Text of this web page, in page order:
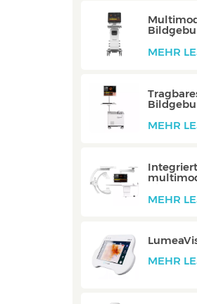
P80/P80-
MEHR
Mobile/
MEHR
Integriert
MEHR
MEHR